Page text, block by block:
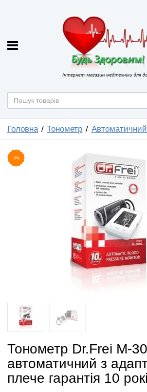
Головна Тонометр
-5%
Тонометр Dr.Frei M-
автоматичний з
плече гарантія 10